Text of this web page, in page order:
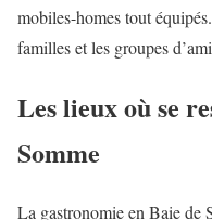
mobiles-homes tout
familles et les groupes
Les lieux où se
Somme
La gastronomie en Baie de